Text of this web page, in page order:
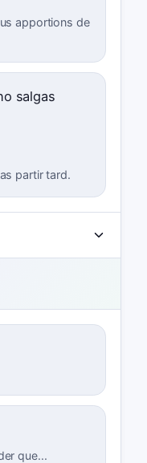
apportions de
salgas
partir tard.
que...